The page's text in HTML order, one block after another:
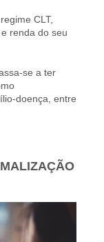
CLT,
renda do seu
se a ter
doença, entre